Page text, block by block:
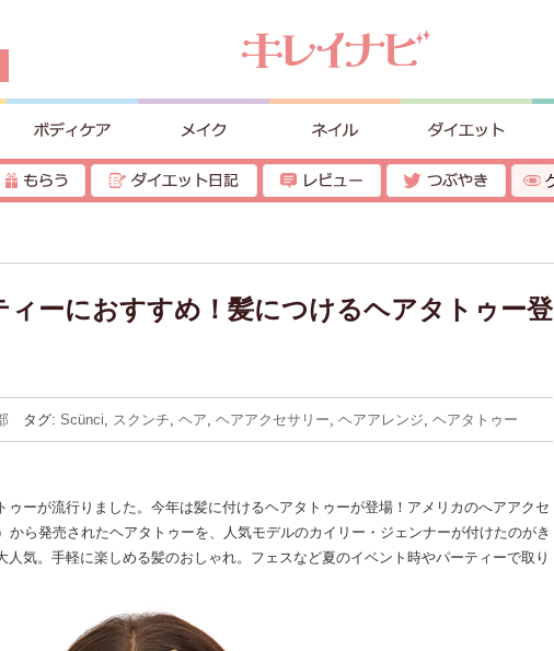
ィーにおすすめ！髪につけるヘアタトゥー登
タグ: Scünci, スクンチ, ヘア, ヘアアクセサリー, ヘアアレンジ, ヘアタトゥー
ゥーが流行りました。今年は髪に付けるヘアタトゥーが登場！アメリカのへアアクセ
ら発売されたヘアタトゥーを、人気モデルのカイリー・ジェンナーが付けたのがき
人気。手軽に楽しめる髪のおしゃれ。フェスなど夏のイベント時やパーティーで取り